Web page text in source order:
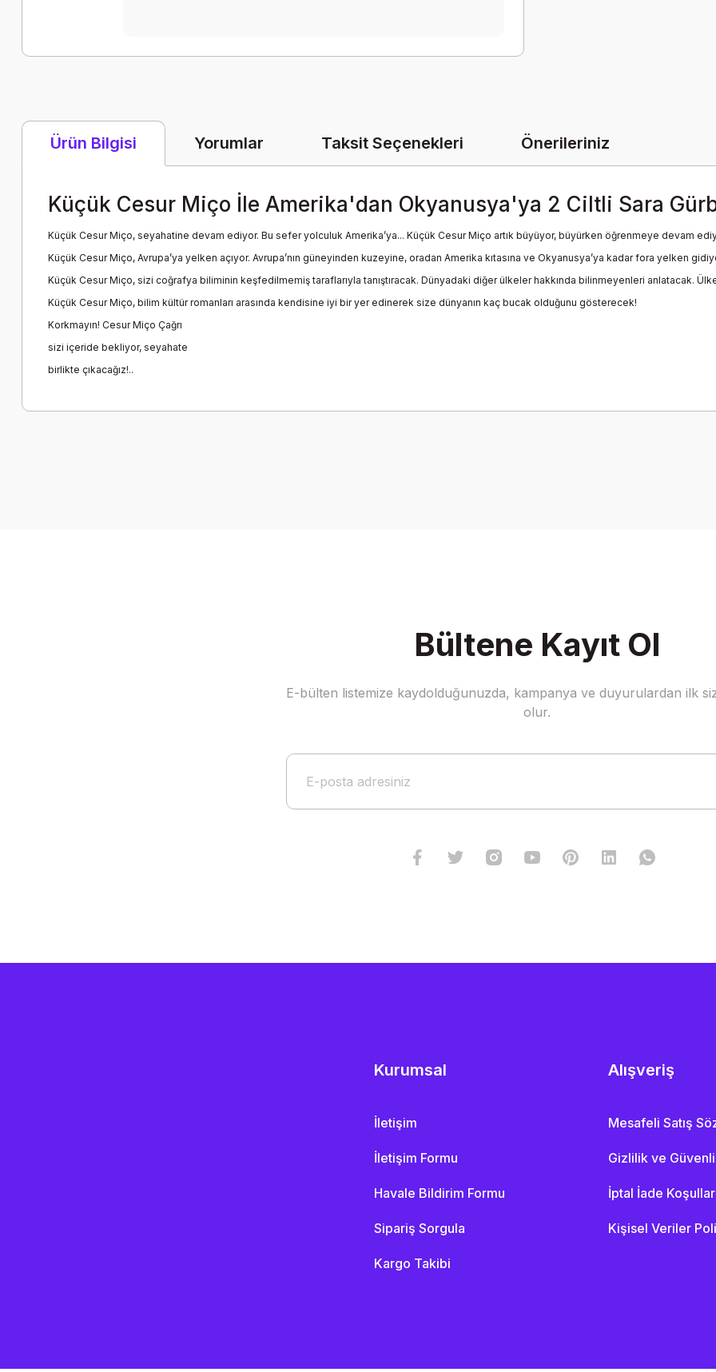
Ürün Bilgisi Yorumlar Taksit Seçenekleri Önerileriniz
Küçük Cesur Miço İle Amerika'dan Okyanusya'ya 2 Ciltli Sara
Küçük Cesur Miço, seyahatine devam ediyor. Bu sefer yolculuk Amerika’ya... Küçük Cesur Miço artık büyüyor, büyürken öğrenmeye devam
Küçük Cesur Miço, Avrupa’ya yelken açıyor. Avrupa’nın güneyinden kuzeyine, oradan Amerika kıtasına ve Okyanusya’ya kadar fora yelken
Küçük Cesur Miço, sizi coğrafya biliminin keşfedilmemiş taraflarıyla tanıştıracak. Dünyadaki diğer ülkeler hakkında bilinmeyenleri anlatacak.
Küçük Cesur Miço, bilim kültür romanları arasında kendisine iyi bir yer edinerek size dünyanın kaç bucak olduğunu gösterecek!
Korkmayın! Cesur Miço Çağrı
sizi içeride bekliyor, seyahate
birlikte çıkacağız!..
Gönder
Bültene Kayıt Ol
E-bülten listemize kaydolduğunuzda, kampanya ve duyurulardan ilk
olur.
Kurumsal
İletişim
İletişim Formu
Havale Bildirim Formu
Sipariş Sorgula
Kargo Takibi
Alışveriş
Mesafeli Satış
Gizlilik ve
İptal İade
Kişisel Veriler